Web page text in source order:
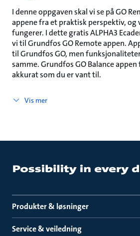
I denne oppgaven skal vi se på GO
appene fra et praktisk perspektiv, og
fungerer. I dette gratis ALPHA3
vi til Grundfos GO Remote appen.
til Grundfos GO, men
samme. Grundfos GO Balance
akkurat som du er vant til.
Vis mer
Produkter & løsninger
Service & veiledning